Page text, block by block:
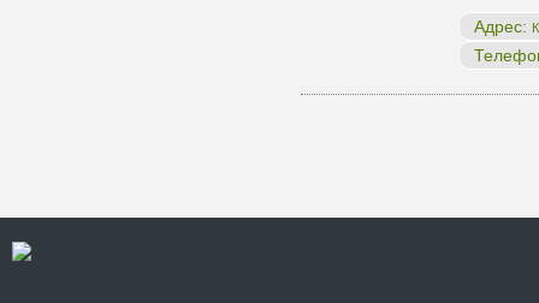
Адрес: